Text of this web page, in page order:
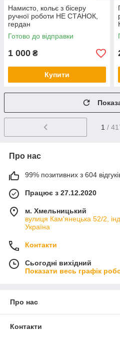
Намисто, кольє з бісеру
ручної роботи НЕ СТАНОК,
гердан
Готово до відправки
1 000 ₴
Купити
1 /
Про нас
99% позитивних з 604
Працює з 27.12.2020
м. Хмельницький
вулиця Кам'янецька 52/2,
Україна
Контакти
Сьогодні вихідний
Показати весь графік
Про нас
Контакти